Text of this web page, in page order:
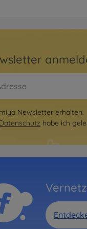
Newsletter erhalten.
Datenschutz habe ich